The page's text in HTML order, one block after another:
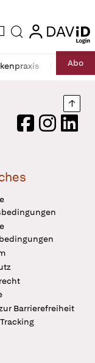
Suche login
RechtAbo
FacebookInstagram
Barrierefreiheit